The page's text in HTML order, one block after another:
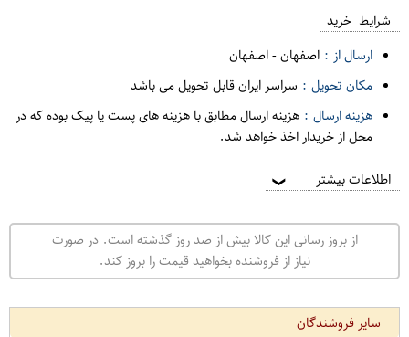
شرایط خرید
ارسال از : اصفهان-اصفهان
مکان تحویل : سراسر ایران قابل تحویل می باشد
هزینه ارسال : هزینه ارسال مطابق با هزینه های پست یا پیک بوده که در
محل از خریدار اخذ خواهد شد.
اطلاعات بیشتر ❯
از بروز رسانی این کالا بیش از صد روز گذشته است. در صورت
نیاز از فروشنده بخواهید قیمت را بروز کند.
سایر فروشندگان